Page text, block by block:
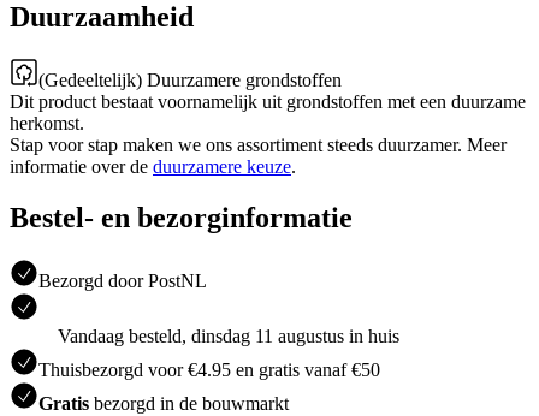
Duurzaamheid
(Gedeeltelijk) Duurzamere grondstoffen
Dit product bestaat voornamelijk uit grondstoffen met een duurzame
herkomst.
Stap voor stap maken we ons assortiment steeds duurzamer. Meer
informatie over de duurzamere keuze.
Bestel- en bezorginformatie
Bezorgd door PostNL
Vandaag besteld, dinsdag 11 augustus in huis
Thuisbezorgd voor €4.95 en gratis vanaf €50
Gratis bezorgd in de bouwmarkt